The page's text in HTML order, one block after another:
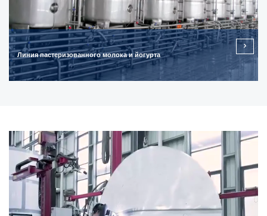
Линия пастеризованного молока и йогурта